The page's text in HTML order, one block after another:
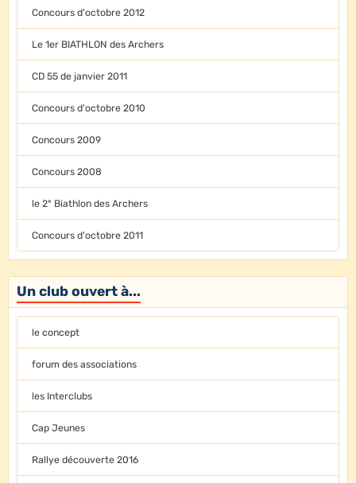
Concours d'octobre 2012
Le 1er BIATHLON des Archers
CD 55 de janvier 2011
Concours d'octobre 2010
Concours 2009
Concours 2008
le 2° Biathlon des Archers
Concours d'octobre 2011
Un club ouvert à...
le concept
forum des associations
les Interclubs
Cap Jeunes
Rallye découverte 2016